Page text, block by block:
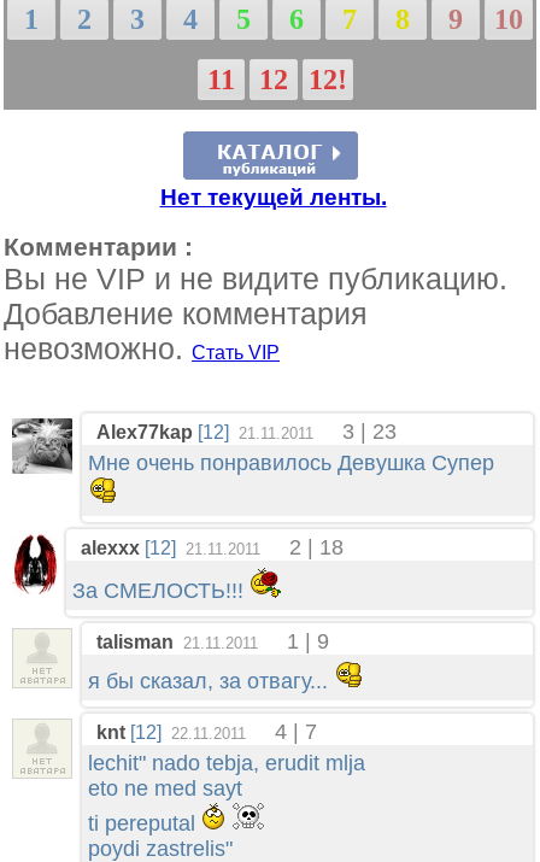
1 2 3 4 5 6 7 8 9
10
11
12 12!
Нет текущей ленты.
Комментарии :
Вы не VIP и не видите публикацию.
Добавление комментария
невозможно. Стать VIP
Alex77kap [12] 21.11.2011
3 | 23
Мне очень понравилось Девушка Супер
alexxx [12] 21.11.2011
2 | 18
За СМЕЛОСТЬ!!!
talisman 21.11.2011
1 | 9
я бы сказал, за отвагу...
knt [12] 22.11.2011
4 | 7
lechit" nado tebja, erudit mlja
eto ne med sayt
ti pereputal
poydi zastrelis"